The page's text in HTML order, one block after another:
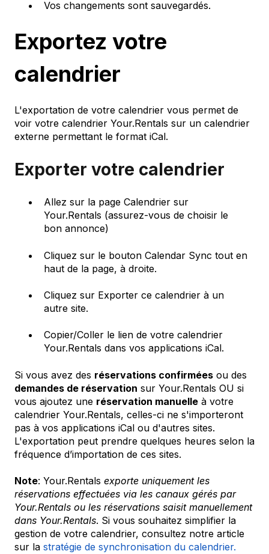
Vos changements sont sauvegardés.
Exportez votre
calendrier
L'exportation de votre calendrier vous permet de
voir votre calendrier Your.Rentals sur un calendrier
externe permettant le format iCal.
Exporter votre calendrier
Allez sur la page Calendrier sur
Your.Rentals (assurez-vous de choisir le
bon annonce)
Cliquez sur le bouton Calendar Sync tout en
haut de la page, à droite.
Cliquez sur Exporter ce calendrier à un
autre site.
Copier/Coller le lien de votre calendrier
Your.Rentals dans vos applications iCal.
Si vous avez des réservations confirmées ou des
demandes de réservation sur Your.Rentals OU si
vous ajoutez une réservation manuelle à votre
calendrier Your.Rentals, celles-ci ne s'importeront
pas à vos applications iCal ou d'autres sites.
L'exportation peut prendre quelques heures selon la
fréquence d’importation de ces sites.
Note: Your.Rentals exporte uniquement les
réservations effectuées via les canaux gérés par
Your.Rentals ou les réservations saisit manuellement
dans Your.Rentals. Si vous souhaitez simplifier la
gestion de votre calendrier, consultez notre article
sur la stratégie de synchronisation du calendrier.